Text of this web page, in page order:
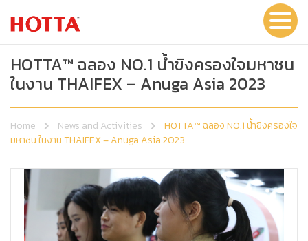
HOTTA™ ฉลอง NO.1 น้ำขิงครองใจมหาชน
ในงาน THAIFEX – Anuga Asia 2023
Home News and Activities
HOTTA™ ฉลอง NO.1 น้ำขิงครองใจ
มหาชน ในงาน THAIFEX – Anuga Asia 2023